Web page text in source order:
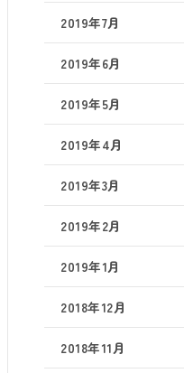
2019年7月
2019年6月
2019年5月
2019年4月
2019年3月
2019年2月
2019年1月
2018年12月
2018年11月